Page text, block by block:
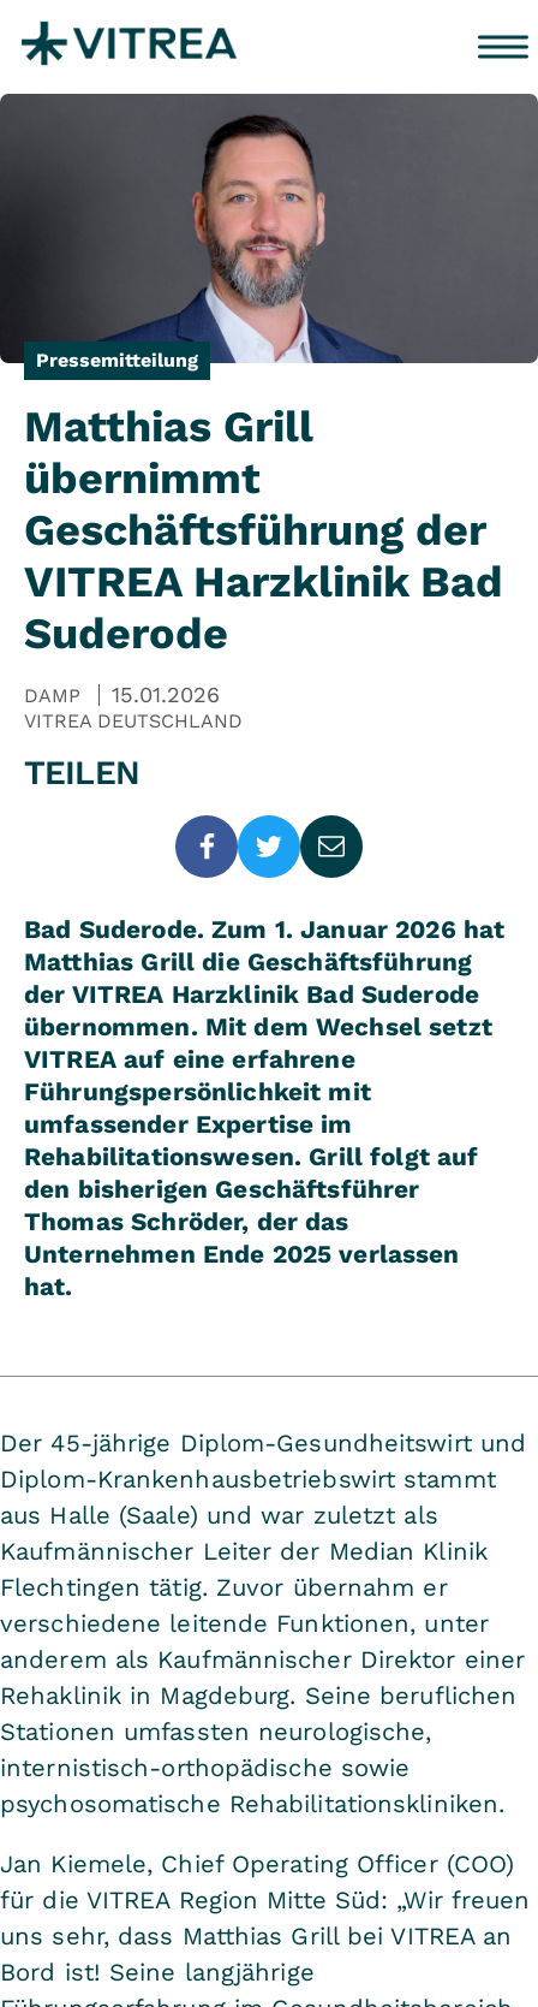
Pressemitteilung
Matthias Grill
übernimmt
Geschäftsführung der
VITREA Harzklinik Bad
Suderode
DAMP 15.01.2026
VITREA DEUTSCHLAND
TEILEN
Bad Suderode. Zum 1. Januar 2026 hat
Matthias Grill die Geschäftsführung
der VITREA Harzklinik Bad Suderode
übernommen. Mit dem Wechsel setzt
VITREA auf eine erfahrene
Führungspersönlichkeit mit
umfassender Expertise im
Rehabilitationswesen. Grill folgt auf
den bisherigen Geschäftsführer
Thomas Schröder, der das
Unternehmen Ende 2025 verlassen
hat.
Der 45-jährige Diplom-Gesundheitswirt und
Diplom-Krankenhausbetriebswirt stammt
aus Halle (Saale) und war zuletzt als
Kaufmännischer Leiter der Median Klinik
Flechtingen tätig. Zuvor übernahm er
verschiedene leitende Funktionen, unter
anderem als Kaufmännischer Direktor einer
Rehaklinik in Magdeburg. Seine beruflichen
Stationen umfassten neurologische,
internistisch-orthopädische sowie
psychosomatische Rehabilitationskliniken.
Jan Kiemele, Chief Operating Officer (COO)
für die VITREA Region Mitte Süd: „Wir freuen
uns sehr, dass Matthias Grill bei VITREA an
Bord ist! Seine langjährige